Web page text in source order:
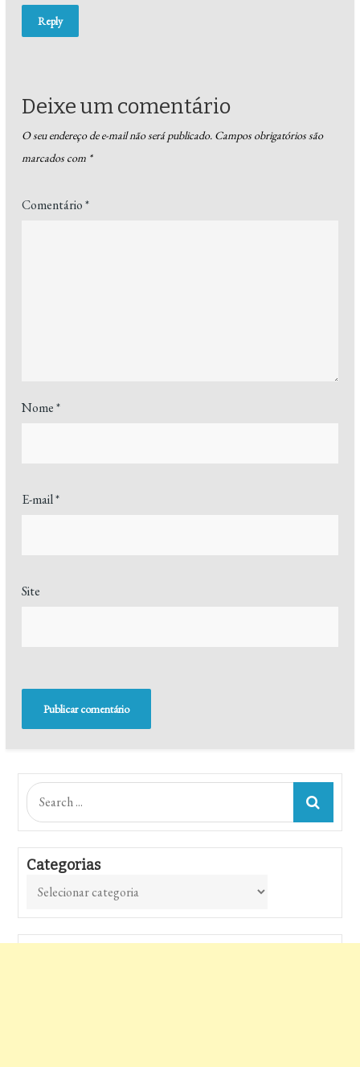
Reply
Deixe um comentário
O seu endereço de e-mail não será publicado. Campos obrigatórios são
marcados com *
Comentário*
Nome*
E-mail*
Site
Search
for:
Categorias
Categorias